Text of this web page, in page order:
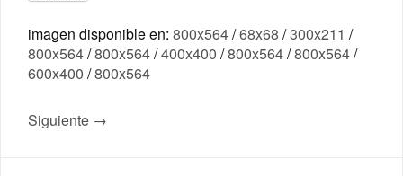
imagen disponible en: 800x564/68x68 /300x211 /
800x564/800x564/400x400 /800x564/800x564/
600x400 /800x564
Siguiente →